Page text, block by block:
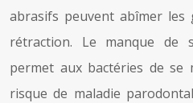
abrasifs peuvent abîmer les
rétraction. Le manque de
permet aux bactéries de se
risque de maladie